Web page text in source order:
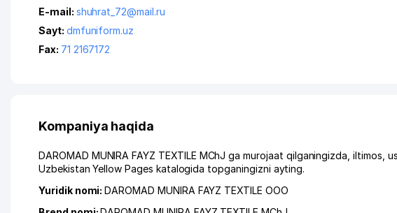
E-mail: shuhrat_72@mail.ru
Sayt: dmfuniform.uz
Fax: 71 2167172
Kompaniya haqida
DAROMAD MUNIRA FAYZ TEXTILE MChJ ga murojaat qilganingizda,
Uzbekistan Yellow Pages katalogida topganingizni ayting.
Yuridik nomi:DAROMAD MUNIRA FAYZ TEXTILE ООО